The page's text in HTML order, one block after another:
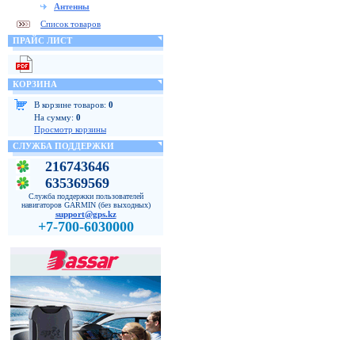
Антенны
Список товаров
ПРАЙС ЛИСТ
КОРЗИНА
В корзине товаров: 0
На сумму: 0
Просмотр корзины
СЛУЖБА ПОДДЕРЖКИ
216743646
635369569
Служба поддержки пользователей
навигаторов GARMIN (без выходных)
support@gps.kz
+7-700-6030000